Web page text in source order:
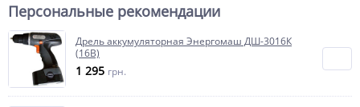
Персональные рекомендации
Дрель аккумуляторная Энергомаш ДШ-3016К
(16В)
1 295 грн.